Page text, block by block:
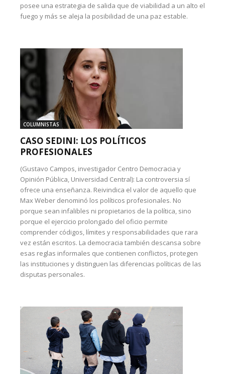
posee una estrategia de salida que de viabilidad a un alto el
fuego y más se aleja la posibilidad de una paz estable.
COLUMNISTAS
CASO SEDINI: LOS POLÍTICOS
PROFESIONALES
(Gustavo Campos, investigador Centro Democracia y
Opinión Pública, Universidad Central): La controversia sí
ofrece una enseñanza. Reivindica el valor de aquello que
Max Weber denominó los políticos profesionales. No
porque sean infalibles ni propietarios de la política, sino
porque el ejercicio prolongado del oficio permite
comprender códigos, límites y responsabilidades que rara
vez están escritos. La democracia también descansa sobre
esas reglas informales que contienen conflictos, protegen
las instituciones y distinguen las diferencias políticas de las
disputas personales.